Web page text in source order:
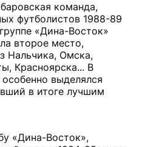
команда,
футболистов 1988-89
«Дина-Восток»
второе место,
Нальчика, Омска,
Красноярска... В
выделялся
в итоге лучшим
«Дина-Восток»,